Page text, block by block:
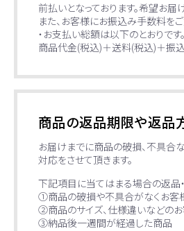
前払いとなっております。希望お届
また、お客様にお振込み手数料を
・お支払い総額は以下のとおりです。
商品代金(税込)＋送料(税込)＋振込
商品の返品期限や返品
お届けまでに商品の破損、不具合
対応をさせて頂きます。
下記項目に当てはまる場合の返品
①商品の破損や不具合がなくお客
②商品のサイズ、仕様違いなどの
③納品後一週間が経過した商品